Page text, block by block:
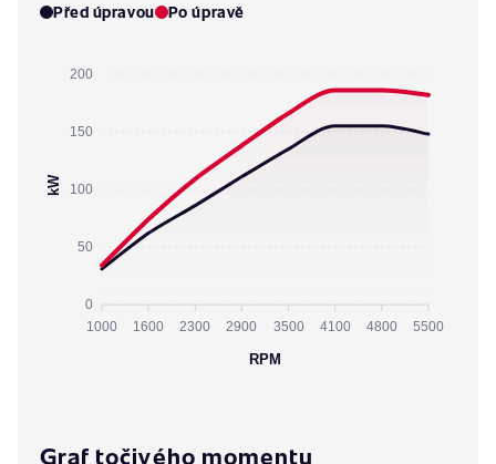
Před úpravou Po úpravě
200
150
100
50
0
kW
1000 1600 2300 2900 3500 4100 4800 5500
RPM
Graf točivého momentu